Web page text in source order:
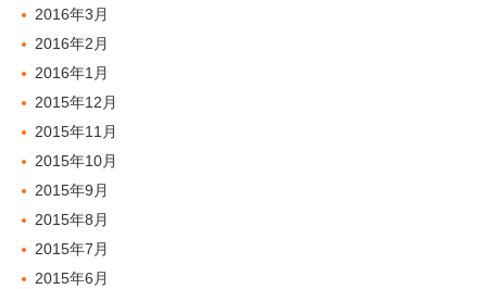
2016年3月
2016年2月
2016年1月
2015年12月
2015年11月
2015年10月
2015年9月
2015年8月
2015年7月
2015年6月